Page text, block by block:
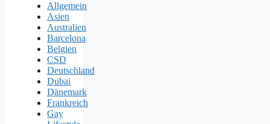
Allgemein
Asien
Australien
Barcelona
Belgien
CSD
Deutschland
Dubai
Dänemark
Frankreich
Gay